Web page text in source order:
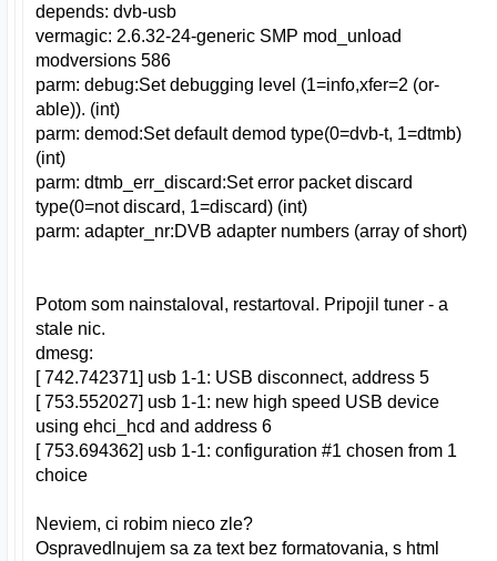
depends: dvb-usb
vermagic: 2.6.32-24-generic SMP mod_unload
modversions 586
parm: debug:Set debugging level (1=info,xfer=2 (or-
able)). (int)
parm: demod:Set default demod type(0=dvb-t, 1=dtmb)
(int)
parm: dtmb_err_discard:Set error packet discard
type(0=not discard, 1=discard) (int)
parm: adapter_nr:DVB adapter numbers (array of short)
Potom som nainstaloval, restartoval. Pripojil tuner - a
stale nic.
dmesg:
[ 742.742371] usb 1-1: USB disconnect, address 5
[ 753.552027] usb 1-1: new high speed USB device
using ehci_hcd and address 6
[ 753.694362] usb 1-1: configuration #1 chosen from 1
choice
Neviem, ci robim nieco zle?
Ospravedlnujem sa za text bez formatovania, s html